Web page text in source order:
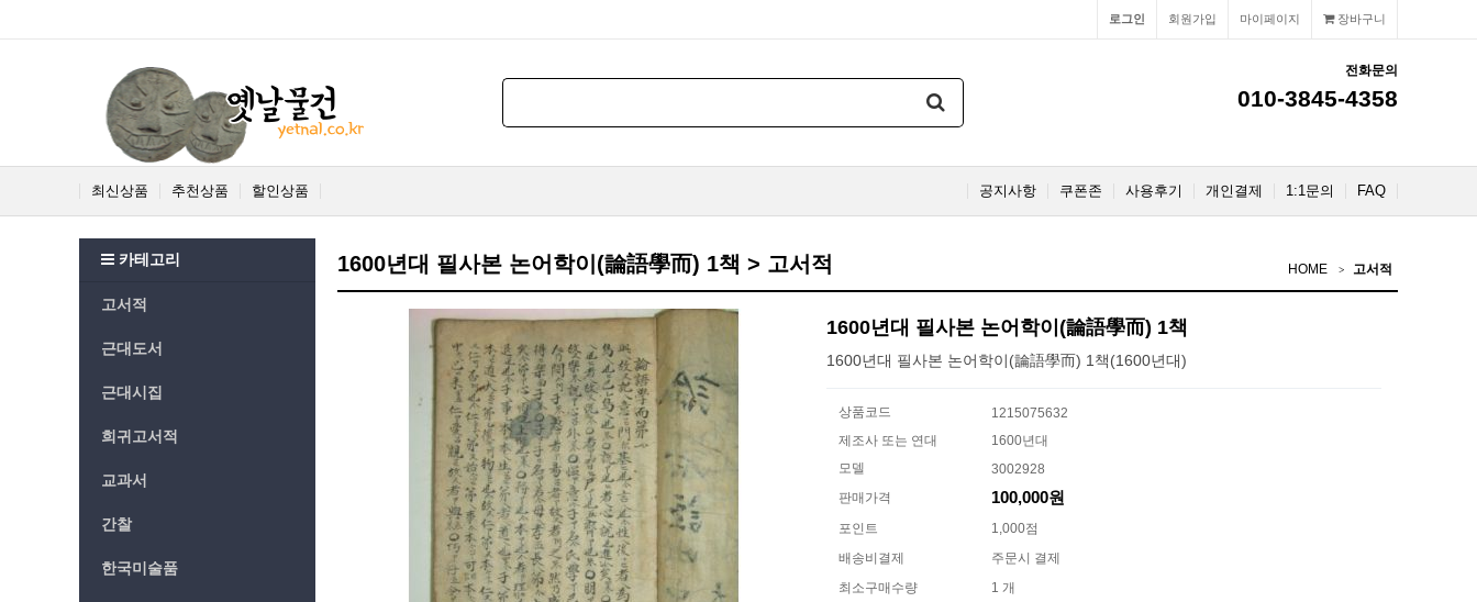
장바구니
마이페이지
회원가입
로그인
전화문의
010-3845-4358
최신상품 추천상품 할인상품 FAQ
1:1문의
개인결제
사용후기
쿠폰존
공지사항
카테고리
고서적
근대도서
근대시집
희귀고서적
교과서
간찰
한국미술품
1600년대 필사본 논어학이(論語學而) 1책 > 고서적 HOME 고서적
1600년대 필사본 논어학이(論語學而) 1책
1600년대 필사본 논어학이(論語學而) 1책(1600년대)
상품코드
1215075632
제조사 또는 연대
1600년대
모델
3002928
판매가격
100,000원
포인트
1,000점
배송비결제
주문시 결제
최소구매수량
1 개